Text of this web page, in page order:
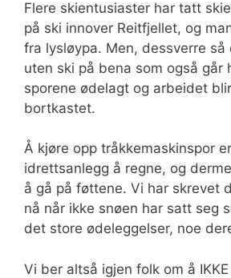
Flere skientusiaster har tatt
på ski innover Reitfjellet, og
fra lysløypa. Men, dessverre så
uten ski på bena som også går
sporene ødelagt og arbeidet
bortkastet.
Å kjøre opp tråkkemaskinspor
idrettsanlegg å regne, og
å gå på føttene. Vi har skrevet
nå når ikke snøen har satt seg
det store ødeleggelser, noe
Vi ber altså igjen folk om å